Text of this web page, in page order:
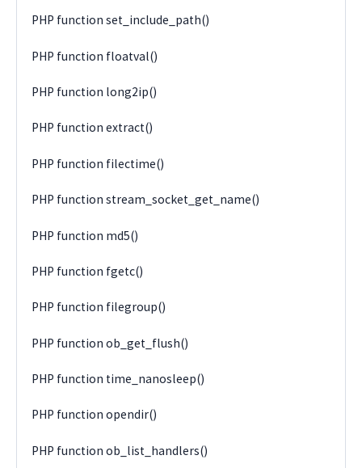
PHP function set_include_path()
PHP function floatval()
PHP function long2ip()
PHP function extract()
PHP function filectime()
PHP function stream_socket_get_name()
PHP function md5()
PHP function fgetc()
PHP function filegroup()
PHP function ob_get_flush()
PHP function time_nanosleep()
PHP function opendir()
PHP function ob_list_handlers()